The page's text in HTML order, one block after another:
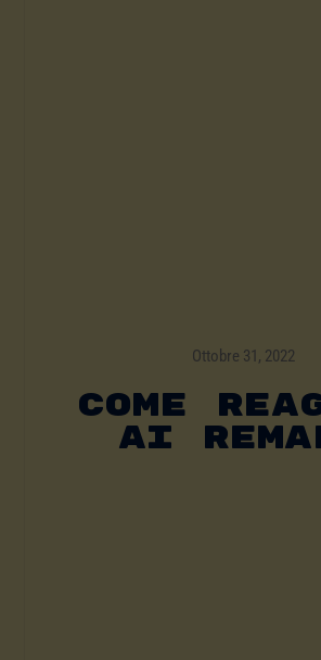
Ottobre 31, 2022
Come
Ai